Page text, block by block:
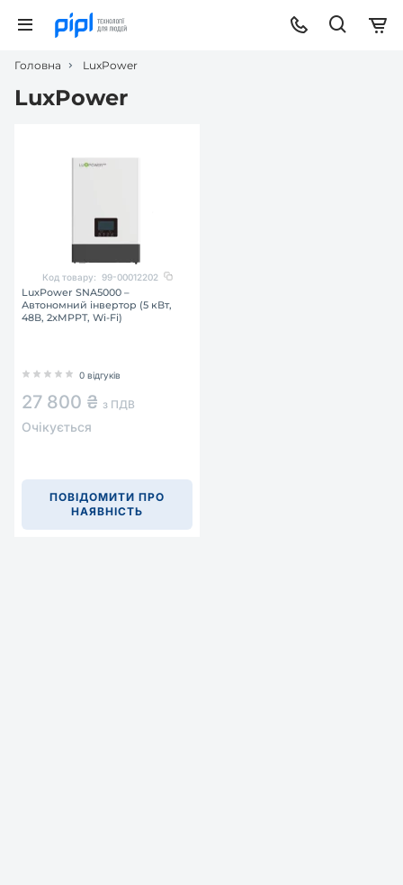
Головна LuxPower
LuxPower
Код товару: 99-00012202
LuxPower SNA5000 –
Автономний інвертор (5 кВт,
48В, 2xMPPT, Wi-Fi)
0 відгуків
27 800 ₴ з ПДВ
Очікується
ПОВІДОМИТИ ПРО
НАЯВНІСТЬ